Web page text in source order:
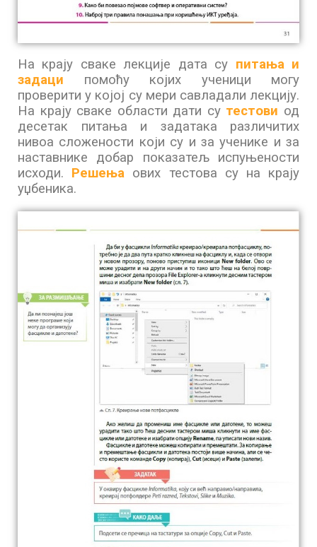
На крају сваке лекције дата су питања и
задаци помоћу којих ученици могу
проверити у којој су мери савладали лекцију.
На крају сваке области дати су тестови од
десетак питања и задатака различитих
нивоа сложености који су и за ученике и за
наставнике добар показатељ испуњености
исходи. Решења ових тестова су на крају
уџбеника.